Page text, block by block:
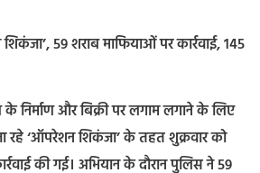
59 शराब माफियाओं पर कार्रवाई, 145
निर्माण और बिक्री पर लगाम लगाने के लिए
रहे ‘ऑपरेशन शिकंजा’ के तहत शुक्रवार को
की गई। अभियान के दौरान पुलिस ने 59